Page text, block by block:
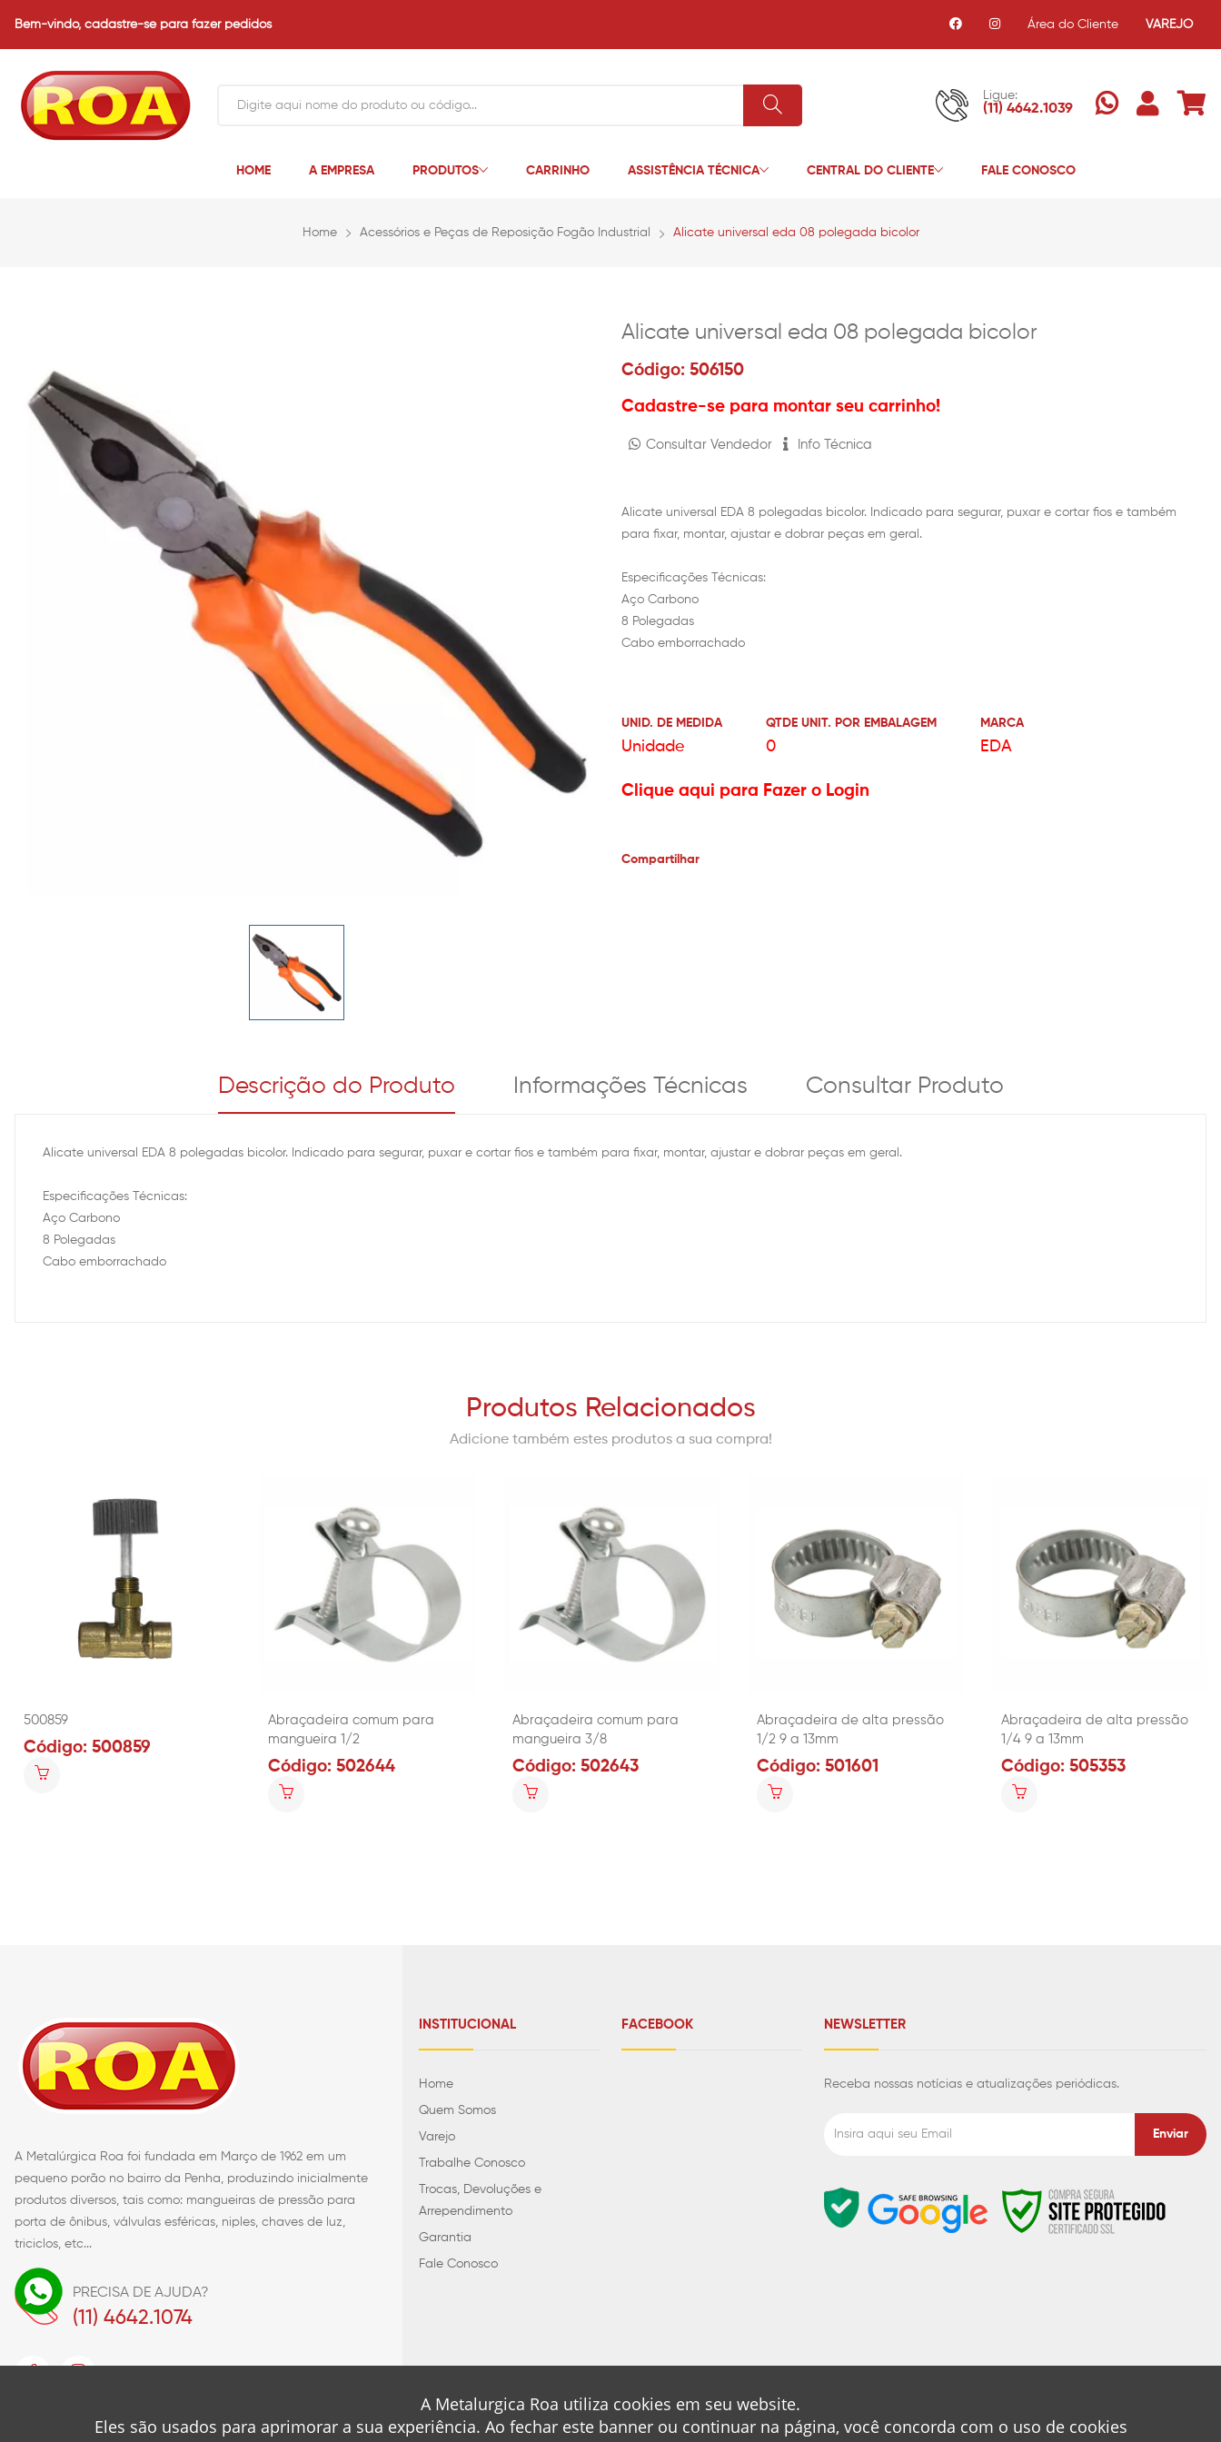
Bem-vindo, cadastre-se para fazer pedidos Área do Cliente VAREJO
Ligue:
(11) 4642.1039
HOME A EMPRESA PRODUTOS CARRINHO ASSISTÊNCIA TÉCNICA CENTRAL DO CLIENTE FALE CONOSCO
Home Acessórios e Peças de Reposição Fogão Industrial Alicate universal eda 08 polegada bicolor
Alicate universal eda 08 polegada bicolor
Código: 506150
Cadastre-se para montar seu carrinho!
Consultar Vendedor Info Técnica
Alicate universal EDA 8 polegadas bicolor. Indicado para segurar, puxar e cortar fios e também
para fixar, montar, ajustar e dobrar peças em geral.
Especificações Técnicas:
Aço Carbono
8 Polegadas
Cabo emborrachado
UNID. DE MEDIDA
Unidade
QTDE UNIT. POR EMBALAGEM
0
MARCA
EDA
Clique aqui para Fazer o Login
Compartilhar
Descrição do Produto Informações Técnicas Consultar Produto
Alicate universal EDA 8 polegadas bicolor. Indicado para segurar, puxar e cortar fios e também para fixar, montar, ajustar e dobrar peças em geral.
Especificações Técnicas:
Aço Carbono
8 Polegadas
Cabo emborrachado
Produtos Relacionados
Adicione também estes produtos a sua compra!
500859
Código: 500859
Abraçadeira comum para
mangueira 1/2
Código: 502644
Abraçadeira comum para
mangueira 3/8
Código: 502643
Abraçadeira de alta pressão
1/2 9 a 13mm
Código: 501601
Abraçadeira de alta pressão
1/4 9 a 13mm
Código: 505353
A Metalúrgica Roa foi fundada em Março de 1962 em um
pequeno porão no bairro da Penha, produzindo inicialmente
produtos diversos, tais como: mangueiras de pressão para
porta de ônibus, válvulas esféricas, niples, chaves de luz,
triciclos, etc...
PRECISA DE AJUDA?
(11) 4642.1074
INSTITUCIONAL
Home
Quem Somos
Varejo
Trabalhe Conosco
Trocas, Devoluções e
Arrependimento
Garantia
Fale Conosco
FACEBOOK NEWSLETTER
Receba nossas notícias e atualizações periódicas.
Enviar
A Metalurgica Roa utiliza cookies em seu website.
Eles são usados para aprimorar a sua experiência. Ao fechar este banner ou continuar na página, você concorda com o uso de cookies